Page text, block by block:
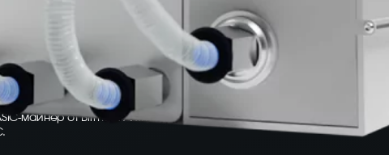
майнер от Bitmain Antminer для алгоритма SHA-256.